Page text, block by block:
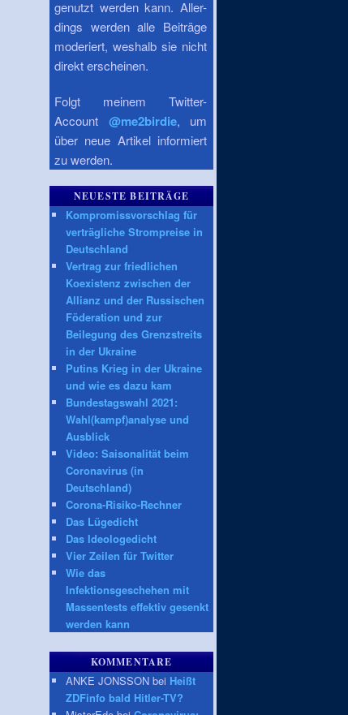
genutzt werden kann. Aller-
dings werden alle Beiträge
moderiert, weshalb sie nicht
direkt erscheinen.
Folgt meinem Twitter-
Account @me2birdie, um
über neue Artikel informiert
zu werden.
NEUESTE BEITRÄGE
Kompromissvorschlag für
verträgliche Strompreise in
Deutschland
Vertrag zur friedlichen
Koexistenz zwischen der
Allianz und der Russischen
Föderation und zur
Beilegung des Grenzstreits
in der Ukraine
Putins Krieg in der Ukraine
und wie es dazu kam
Bundestagswahl 2021:
Wahl(kampf)analyse und
Ausblick
Video: Saisonalität beim
Coronavirus (in
Deutschland)
Corona-Risiko-Rechner
Das Lügedicht
Das Ideologedicht
Vier Zeilen für Twitter
Wie das
Infektionsgeschehen mit
Massentests effektiv gesenkt
werden kann
KOMMENTARE
ANKE JONSSON bei Heißt
ZDFinfo bald Hitler-TV?